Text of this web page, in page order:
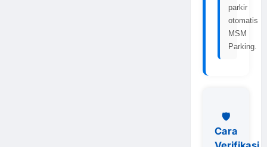
parkir
otomatis
MSM
Parking.
🛡️
Cara